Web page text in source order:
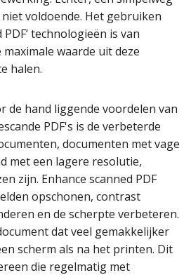
niet voldoende. Het gebruiken
PDF’ technologieën is van
waarde uit deze
halen.
de hand liggende voordelen van
PDF's is de verbeterde
documenten met vage
met een lagere resolutie,
zijn. Enhance scanned PDF
opschonen, contrast
en de scherpte verbeteren.
dat veel gemakkelijker
scherm als na het printen. Dit
die regelmatig met